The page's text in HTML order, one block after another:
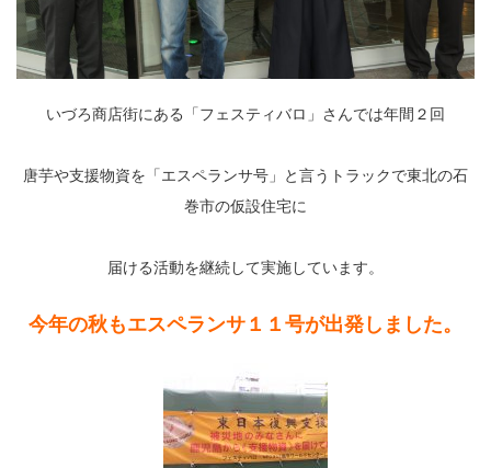
いづろ商店街にある「フェスティバロ」さんでは年間２回
唐芋や支援物資を「エスペランサ号」と言うトラックで東北の石
巻市の仮設住宅に
届ける活動を継続して実施しています。
今年の秋もエスペランサ１１号が出発しました。